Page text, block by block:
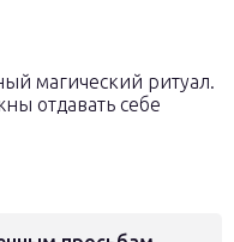
магический ритуал.
отдавать себе